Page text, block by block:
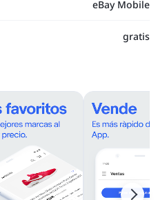
eBay Mobile
gratis